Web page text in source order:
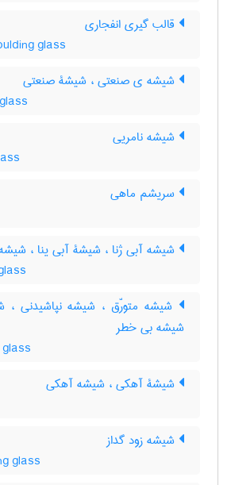
قالب گیری انفجاری
glass
شیشه ی صنعتی ، شیشۀ صنعتی
شیشه نامریی
سریشم ماهی
شیشه آبی ژنا ، شیشۀ آبی ینا ،
شیشه متورّق ، شیشه نپاشیدنی
شیشه بی خطر
شیشۀ آهکی ، شیشه آهکی
شیشه زود گداز
glass